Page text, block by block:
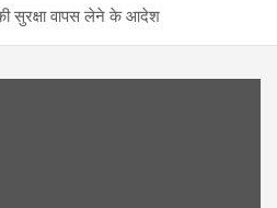
की सुरक्षा वापस लेने के आदेश